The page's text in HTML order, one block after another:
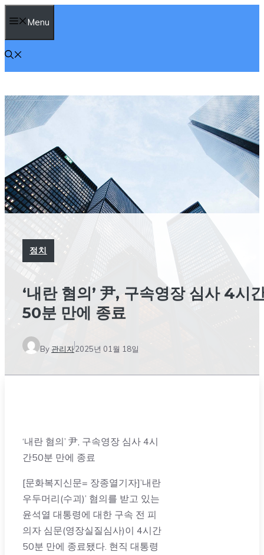
텐
츠
로
건
뛰
기
Menu
정치
‘내란 혐의’ 尹, 구속영장 심사 4시
50분 만에 종료
By 관리자2025년 01월 18일
‘내란 혐의’ 尹, 구속영장 심사 4시
간50분 만에 종료
[문화복지신문= 장종열기자]’내란
우두머리(수괴)’ 혐의를 받고 있는
윤석열 대통령에 대한 구속 전 피
의자 심문(영장실질심사)이 4시간
50분 만에 종료됐다. 현직 대통령